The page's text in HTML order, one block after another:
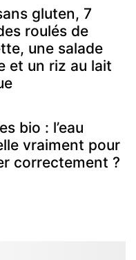
gluten, 7
roulés de
une salade
et un riz au lait
bio : l’eau
vraiment pour
correctement ?